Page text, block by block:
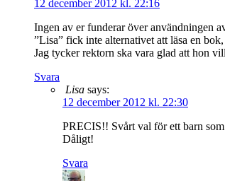
12 december 2012 kl. 22:16
Ingen av er funderar över användningen
”Lisa” fick inte alternativet att läsa en
Jag tycker rektorn ska vara glad att hon
Svara
Lisa says:
12 december 2012 kl. 22:30
PRECIS!! Svårt val för ett barn
Dåligt!
Svara